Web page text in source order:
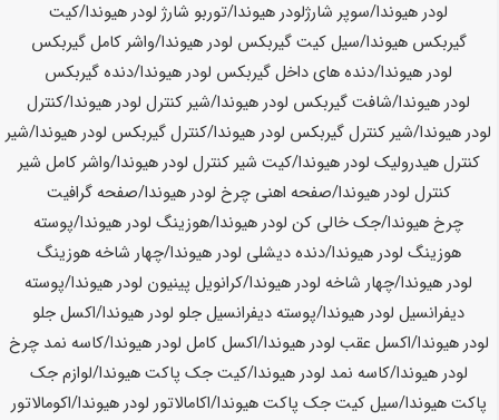
لودرهیوندا/سوپر شارژلودرهیوندا/توربو شارژ لودرهیوندا/کیت
گیربکس هیوندا/سیل کیت گیربکس لودرهیوندا/واشر کامل گیربکس
لودرهیوندا/دنده های داخل گیربکس لودرهیوندا/دنده گیربکس
لودرهیوندا/شافت گیربکس لودرهیوندا/شیر کنترل لودرهیوندا/کنترل
لودرهیوندا/شیر کنترل گیربکس لودرهیوندا/کنترل گیربکس لودرهیوندا/شیر
کنترل هیدرولیک لودرهیوندا/کیت شیر کنترل لودرهیوندا/واشر کامل شیر
کنترل لودرهیوندا/صفحه اهنی چرخ لودرهیوندا/صفحه گرافیت
چرخهیوندا/جک خالی کن لودرهیوندا/هوزینگ لودرهیوندا/پوسته
هوزینگ لودرهیوندا/دنده دیشلی لودرهیوندا/چهار شاخه هوزینگ
لودرهیوندا/چهار شاخه لودرهیوندا/کرانویل پینیون لودرهیوندا/پوسته
دیفرانسیل لودرهیوندا/پوسته دیفرانسیل جلو لودرهیوندا/اکسل جلو
لودرهیوندا/اکسل عقب لودرهیوندا/اکسل کامل لودرهیوندا/کاسه نمد چرخ
لودرهیوندا/کاسه نمد لودرهیوندا/کیت جک پاکتهیوندا/لوازم جک
پاکتهیوندا/سیل کیت جک پاکتهیوندا/اکامالاتور لودرهیوندا/اکومالاتور